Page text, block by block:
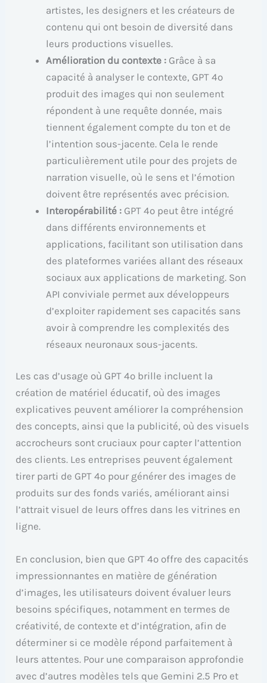
artistes, les designers et les créateurs de
contenu qui ont besoin de diversité dans
leurs productions visuelles.
Amélioration du contexte : Grâce à sa
capacité à analyser le contexte, GPT 4o
produit des images qui non seulement
répondent à une requête donnée, mais
tiennent également compte du ton et de
l’intention sous-jacente. Cela le rende
particulièrement utile pour des projets de
narration visuelle, où le sens et l’émotion
doivent être représentés avec précision.
Interopérabilité : GPT 4o peut être intégré
dans différents environnements et
applications, facilitant son utilisation dans
des plateformes variées allant des réseaux
sociaux aux applications de marketing. Son
API conviviale permet aux développeurs
d’exploiter rapidement ses capacités sans
avoir à comprendre les complexités des
réseaux neuronaux sous-jacents.
Les cas d’usage où GPT 4o brille incluent la
création de matériel éducatif, où des images
explicatives peuvent améliorer la compréhension
des concepts, ainsi que la publicité, où des visuels
accrocheurs sont cruciaux pour capter l’attention
des clients. Les entreprises peuvent également
tirer parti de GPT 4o pour générer des images de
produits sur des fonds variés, améliorant ainsi
l’attrait visuel de leurs offres dans les vitrines en
ligne.
En conclusion, bien que GPT 4o offre des capacités
impressionnantes en matière de génération
d’images, les utilisateurs doivent évaluer leurs
besoins spécifiques, notamment en termes de
créativité, de contexte et d’intégration, afin de
déterminer si ce modèle répond parfaitement à
leurs attentes. Pour une comparaison approfondie
avec d’autres modèles tels que Gemini 2.5 Pro et